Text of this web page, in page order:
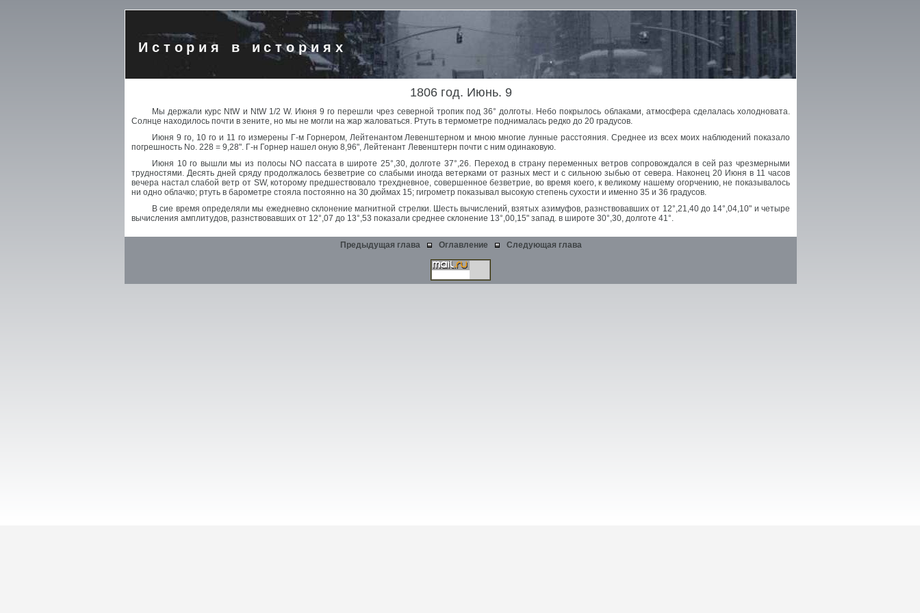
История в историях
1806 год. Июнь. 9
Мы держали курс NtW и NtW 1/2 W. Июня 9 го перешли чрез северной тропик под 36° долготы. Небо покрылось облаками, атмосфера сделалась холодновата.
Солнце находилось почти в зените, но мы не могли на жар жаловаться. Ртуть в термометре поднималась редко до 20 градусов.
Июня 9 го, 10 го и 11 го измерены Г-м Горнером, Лейтенантом Левенштерном и мною многие лунные расстояния. Среднее из всех моих наблюдений показало
погрешность No. 228 = 9,28". Г-н Горнер нашел оную 8,96", Лейтенант Левенштерн почти с ним одинаковую.
Июня 10 го вышли мы из полосы NO пассата в широте 25°,30, долготе 37°,26. Переход в страну переменных ветров сопровождался в сей раз чрезмерными
трудностями. Десять дней сряду продолжалось безветрие со слабыми иногда ветерками от разных мест и с сильною зыбью от севера. Наконец 20 Июня в 11 часов
вечера настал слабой ветр от SW, которому предшествовало трехдневное, совершенное безветрие, во время коего, к великому нашему огорчению, не показывалось
ни одно облачко; ртуть в барометре стояла постоянно на 30 дюймах 15; гигрометр показывал высокую степень сухости и именно 35 и 36 градусов.
В сие время определяли мы ежедневно склонение магнитной стрелки. Шесть вычислений, взятых азимуфов, разнствовавших от 12°,21,40 до 14°,04,10" и четыре
вычисления амплитудов, разнствовавших от 12°,07 до 13°,53 показали среднее склонение 13°,00,15" запад. в широте 30°,30, долготе 41°.
Предыдущая глава Оглавление Следующая глава